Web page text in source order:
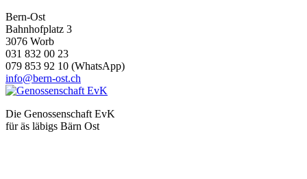
Bern-Ost
Bahnhofplatz 3
3076 Worb
031 832 00 23
079 853 92 10 (WhatsApp)
info@bern-ost.ch
Die Genossenschaft EvK
für äs läbigs Bärn Ost